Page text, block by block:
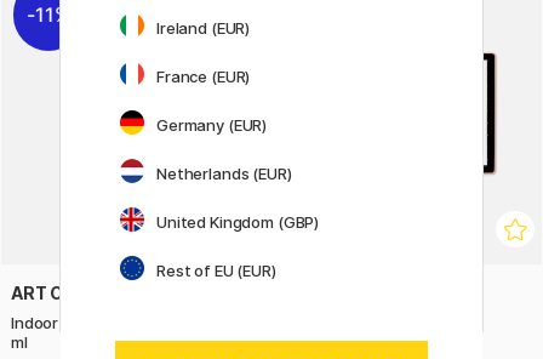
11%
ART CREATION
Indoor & Outdoor Hobby Paint 50
ml
Ireland (EUR)
France (EUR)
Germany (EUR)
Netherlands (EUR)
United Kingdom (GBP)
Rest of EU (EUR)